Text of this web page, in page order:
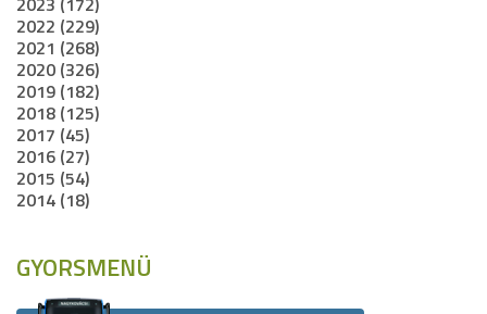
2022 (229)
2021 (268)
2020 (326)
2019 (182)
2018 (125)
2017 (45)
2016 (27)
2015 (54)
2014 (18)
GYORSMENÜ